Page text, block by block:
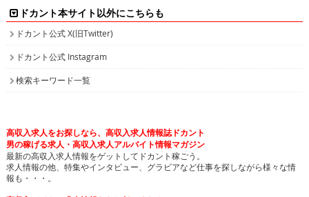
ドカント公式 Instagram
求人情報の他、特集やインタビュー、グラビアなど仕事を探しながら様々な情
報も・・・。
高収入バイトの求人情報ならお任せください！
ドカントでは、エリア別・業種別に高収入バイト情報を幅広く掲載しております。